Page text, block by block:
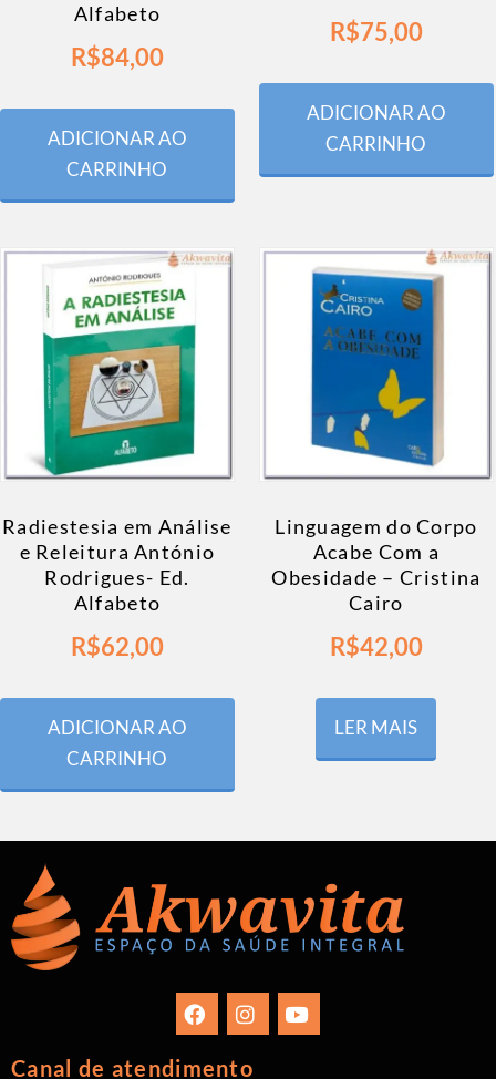
Alfabeto
R$84,00
ADICIONAR AO
CARRINHO
R$75,00
ADICIONAR AO
CARRINHO
Radiestesia em Análise
e Releitura António
Rodrigues- Ed.
Alfabeto
R$62,00
ADICIONAR AO
CARRINHO
Linguagem do Corpo
Acabe Com a
Obesidade – Cristina
Cairo
R$42,00
LER MAIS
Canal de atendimento